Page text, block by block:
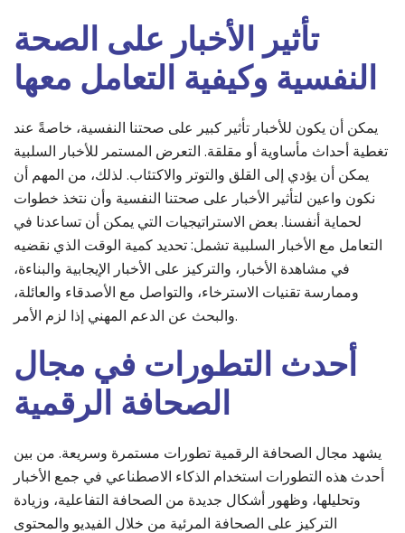
تأثير الأخبار على الصحة
النفسية وكيفية التعامل معها
يمكن أن يكون للأخبار تأثير كبير على صحتنا النفسية، خاصةً عند
تغطية أحداث مأساوية أو مقلقة. التعرض المستمر للأخبار السلبية
يمكن أن يؤدي إلى القلق والتوتر والاكتئاب. لذلك، من المهم أن
نكون واعين لتأثير الأخبار على صحتنا النفسية وأن نتخذ خطوات
لحماية أنفسنا. بعض الاستراتيجيات التي يمكن أن تساعدنا في
التعامل مع الأخبار السلبية تشمل: تحديد كمية الوقت الذي نقضيه
في مشاهدة الأخبار، والتركيز على الأخبار الإيجابية والبناءة،
وممارسة تقنيات الاسترخاء، والتواصل مع الأصدقاء والعائلة،
والبحث عن الدعم المهني إذا لزم الأمر.
أحدث التطورات في مجال
الصحافة الرقمية
يشهد مجال الصحافة الرقمية تطورات مستمرة وسريعة. من بين
أحدث هذه التطورات استخدام الذكاء الاصطناعي في جمع الأخبار
وتحليلها، وظهور أشكال جديدة من الصحافة التفاعلية، وزيادة
التركيز على الصحافة المرئية من خلال الفيديو والمحتوى